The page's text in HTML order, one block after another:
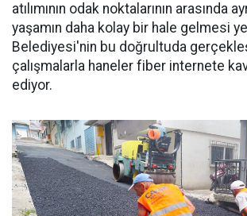
atılımının odak noktalarının arasında
yaşamın daha kolay bir hale gelmesi
Belediyesi'nin bu doğrultuda
çalışmalarla haneler fiber internete
ediyor.